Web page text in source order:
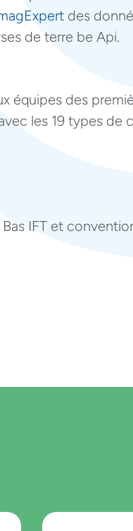
des
de terre be Api.
équipes des
les 19 types de
Bas IFT et